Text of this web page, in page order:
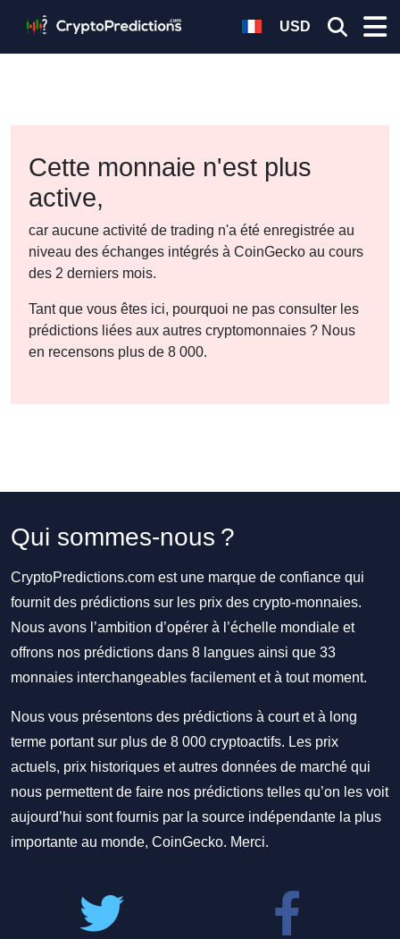
USD
Cette monnaie n'est plus
active,
car aucune activité de trading n'a été enregistrée au
niveau des échanges intégrés à CoinGecko au cours
des 2 derniers mois.
Tant que vous êtes ici, pourquoi ne pas consulter les
prédictions liées aux autres cryptomonnaies ? Nous
en recensons plus de 8 000.
Qui sommes-nous ?
CryptoPredictions.com est une marque de confiance qui
fournit des prédictions sur les prix des crypto-monnaies.
Nous avons l’ambition d’opérer à l’échelle mondiale et
offrons nos prédictions dans 8 langues ainsi que 33
monnaies interchangeables facilement et à tout moment.
Nous vous présentons des prédictions à court et à long
terme portant sur plus de 8 000 cryptoactifs. Les prix
actuels, prix historiques et autres données de marché qui
nous permettent de faire nos prédictions telles qu’on les voit
aujourd’hui sont fournis par la source indépendante la plus
importante au monde, CoinGecko. Merci.